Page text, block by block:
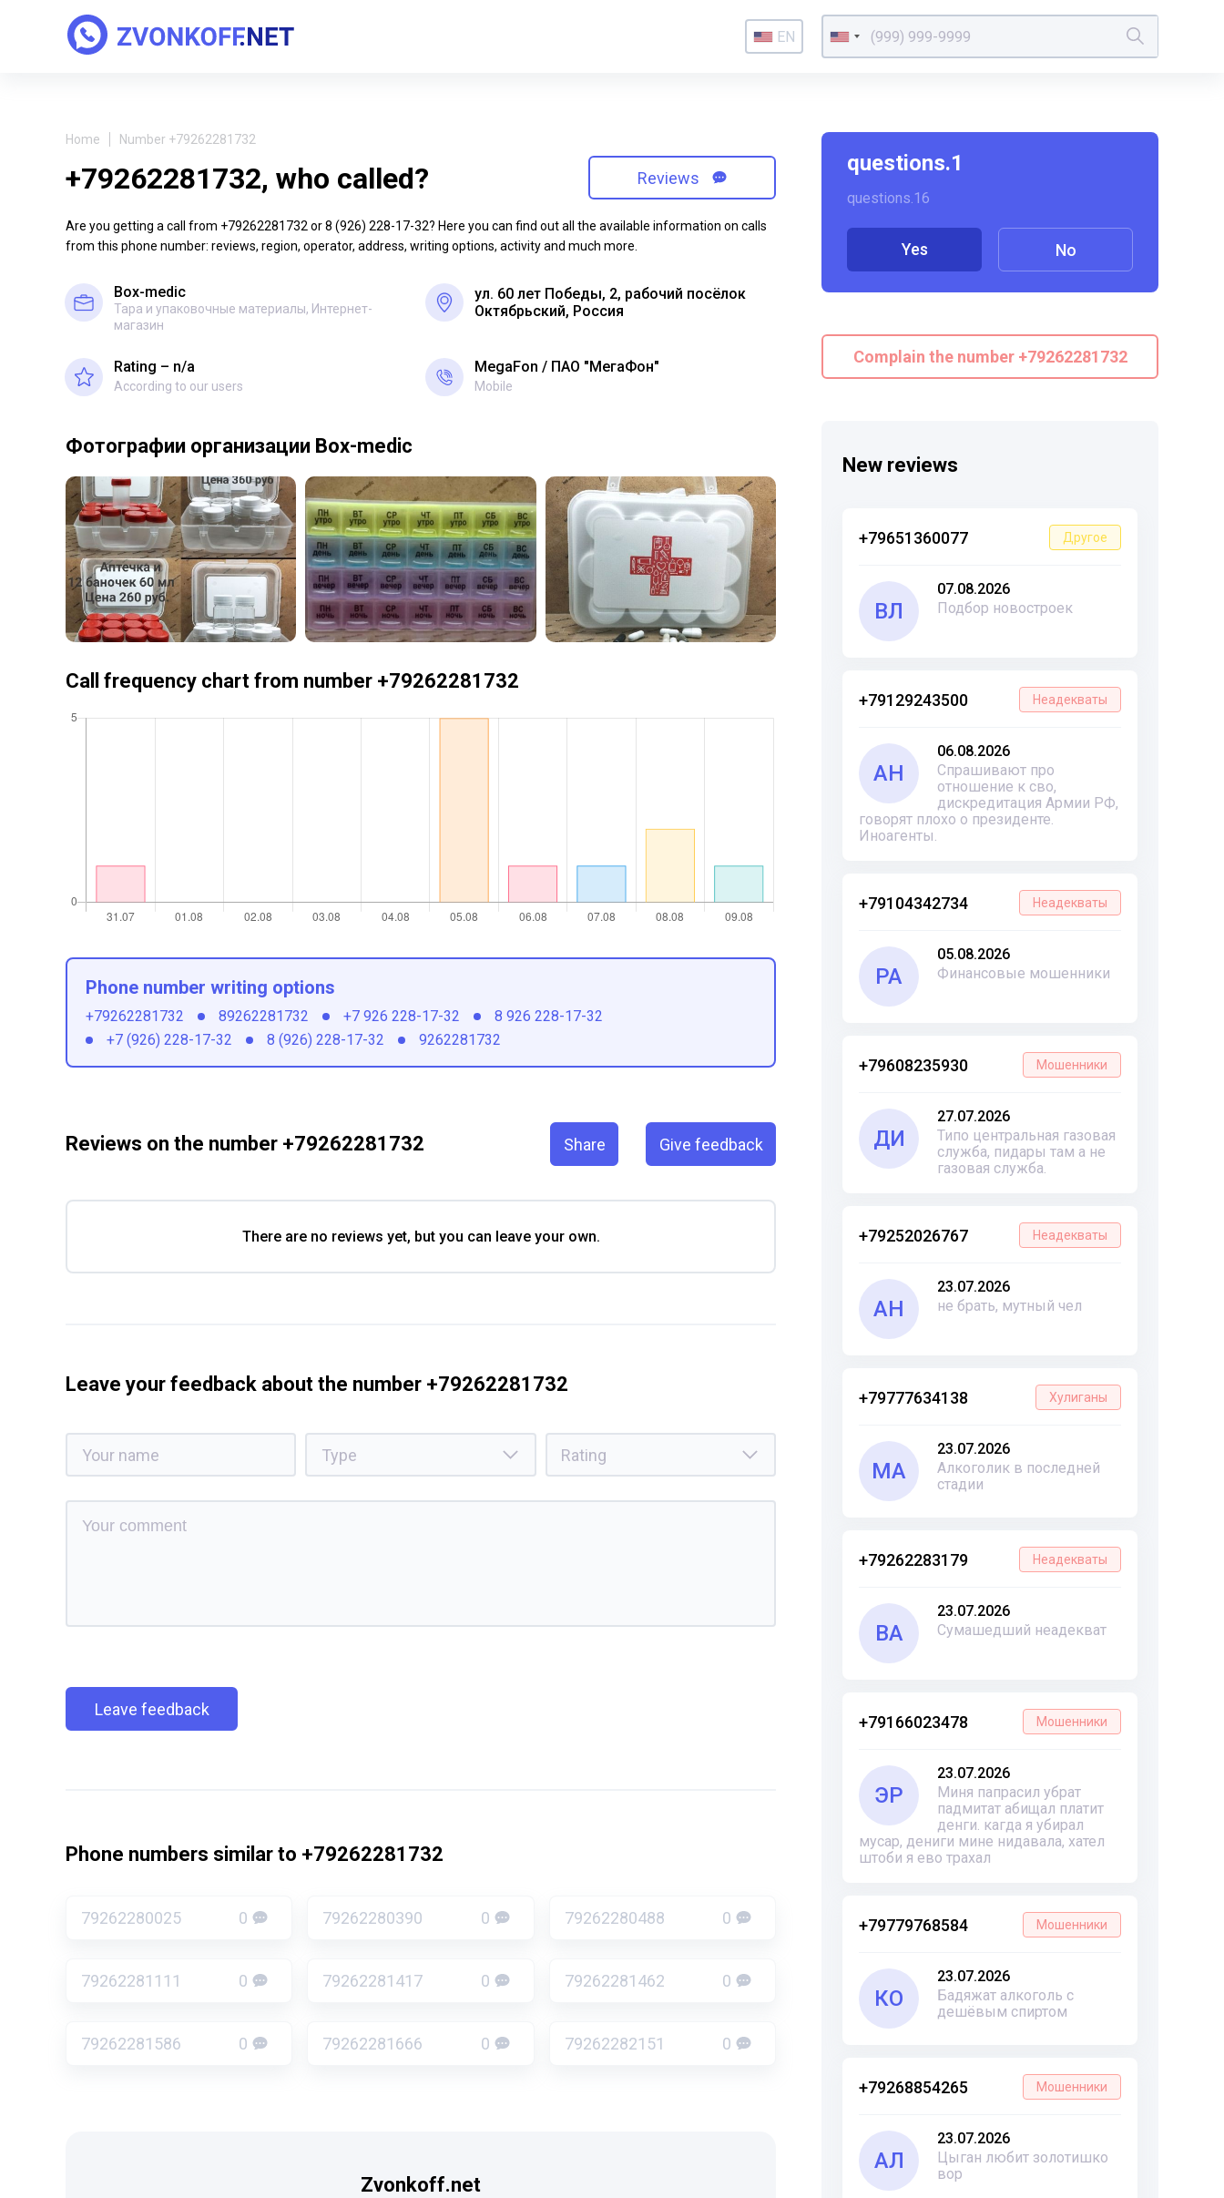
EN
Home Number +79262281732
+79262281732, who called? Reviews
Are you getting a call from +79262281732 or 8 (926) 228-17-32? Here you can find out all the available information on calls
from this phone number: reviews, region, operator, address, writing options, activity and much more.
Box-medic
Тара и упаковочные материалы, Интернет-
магазин
ул. 60 лет Победы, 2, рабочий посёлок
Октябрьский, Россия
Rating – n/a
According to our users
MegaFon ПАО "МегаФон"
Mobile
Фотографии организации Box-medic
questions.1
questions.16
Yes No
Complain the number +79262281732
New reviews
+79651360077 Другое
ВЛ
07.08.2026
Подбор новостроек
+79129243500 Неадекваты
АН
06.08.2026
Спрашивают про
отношение к сво,
дискредитация Армии РФ,
говорят плохо о президенте.
Иноагенты.
+79104342734 Неадекваты
РА
05.08.2026
Финансовые мошенники
+79608235930 Мошенники
ДИ
27.07.2026
Типо центральная газовая
служба, пидары там а не
газовая служба.
+79252026767 Неадекваты
АН
23.07.2026
не брать, мутный чел
+79777634138 Хулиганы
МА
23.07.2026
Алкоголик в последней
стадии
+79262283179 Неадекваты
ВА
23.07.2026
Сумашедший неадекват
+79166023478 Мошенники
ЭР
23.07.2026
Миня папрасил убрат
падмитат абищал платит
денги. кагда я убирал
мусар, дениги мине нидавала, хател
штоби я ево трахал
+79779768584 Мошенники
КО
23.07.2026
Бадяжат алкоголь с
дешёвым спиртом
+79268854265 Мошенники
АЛ
23.07.2026
Цыган любит золотишко
вор
Call frequency chart from number +79262281732
Phone number writing options
+79262281732 89262281732 +7 926 228-17-32
8 926 228-17-32
+7 (926) 228-17-32
8 (926) 228-17-32 9262281732
Reviews on the number +79262281732 Share Give feedback
There are no reviews yet, but you can leave your own.
Leave your feedback about the number +79262281732
Leave feedback
Phone numbers similar to +79262281732
79262280025 0 79262280390 0 79262280488 0
79262281111 0 79262281417 0 79262281462 0
79262281586 0 79262281666 0 79262282151 0
Zvonkoff.net